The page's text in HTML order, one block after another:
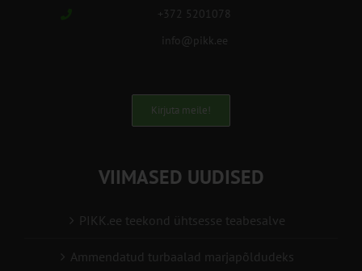
+372 5201078
info@pikk.ee
Kirjuta meile!
VIIMASED UUDISED
PIKK.ee teekond ühtsesse teabesalve
Ammendatud turbaalad marjapõldudeks